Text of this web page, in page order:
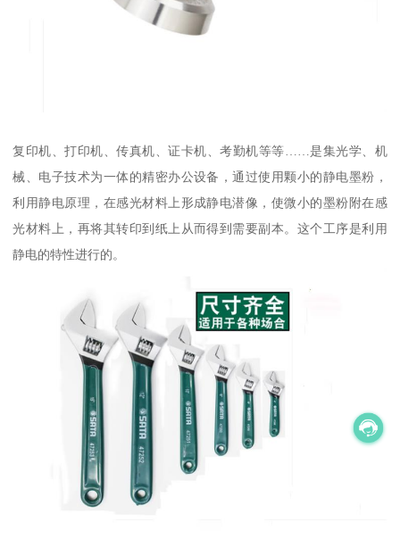
复印机、打印机、传真机、证卡机、考勤机等等……是集光学、机
械、电子技术为一体的精密办公设备，通过使用颗小的静电墨粉，
利用静电原理，在感光材料上形成静电潜像，使微小的墨粉附在感
光材料上，再将其转印到纸上从而得到需要副本。这个工序是利用
静电的特性进行的。